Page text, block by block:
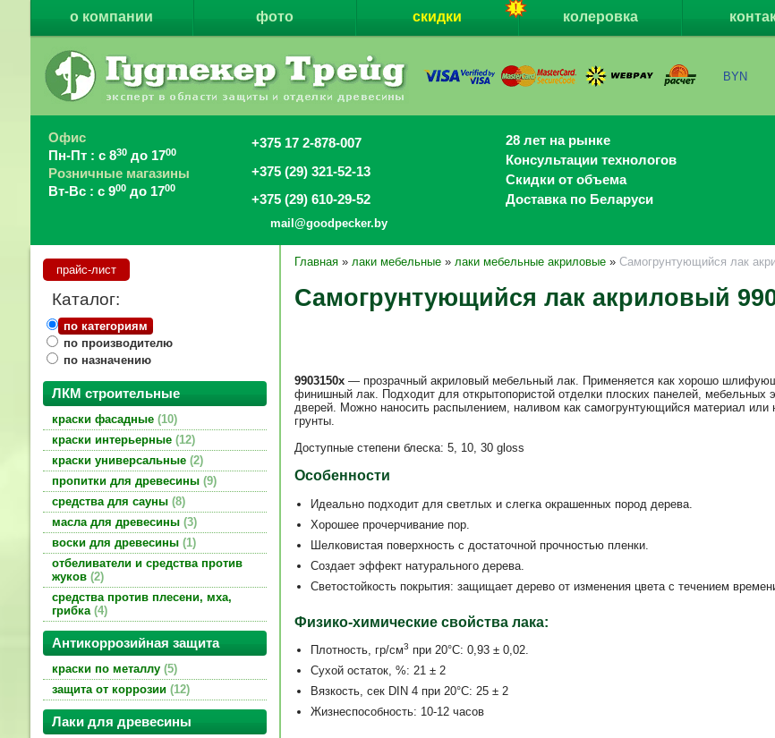
о компании фото скидки колеровка
BYN
Офис
Пн-Пт : с 830до 1700
Розничные магазины
Вт-Вс : с 900до 1700
+375 17 2-878-007
+375 (29) 321-52-13
+375 (29) 610-29-52
mail@goodpecker.by
28 лет на рынке
Консультации технологов
Скидки от объема
Доставка по Беларуси
прайс-лист
Каталог:
по категориям
по производителю
по назначению
ЛКМ строительные
краски фасадные 10
краски интерьерные 12
краски универсальные 2
пропитки для древесины 9
средства для сауны 8
масла для древесины 3
воски для древесины 1
отбеливатели и средства против
жуков 2
средства против плесени, мха,
грибка 4
Антикоррозийная защита
краски по металлу 5
защита от коррозии 12
Лаки для древесины
Главная » лаки мебельные » лаки мебельные акриловые » Самогрунтующийся лак
Самогрунтующийся лак акриловый
9903150x — прозрачный акриловый мебельный лак. Применяется как хорошо
финишный лак. Подходит для открытопористой отделки плоских панелей, мебельных
дверей. Можно наносить распылением, наливом как самогрунтующийся материал или
грунты.
Доступные степени блеска: 5, 10, 30 gloss
Особенности
Идеально подходит для светлых и слегка окрашенных пород дерева.
Хорошее прочерчивание пор.
Шелковистая поверхность с достаточной прочностью пленки.
Создает эффект натурального дерева.
Светостойкость покрытия: защищает дерево от изменения цвета с течением
Физико-химические свойства лака:
Плотность, гр/см3 при 20°C: 0,93 ± 0,02.
Сухой остаток, %: 21 ± 2
Вязкость, сек DIN 4 при 20°С: 25 ± 2
Жизнеспособность: 10-12 часов